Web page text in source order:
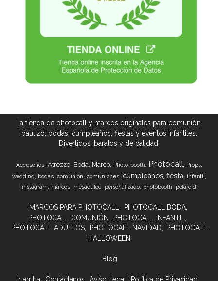
La tienda de photocall y marcos originales para comunión,
bautizo, bodas, cumpleaños, fiestas y eventos infantiles.
Divertidos, baratos y de calidad.
Accesorios Atrezzo Boda Marco Photo-booth Photocall Props
Wedding bodas comunion comuniones cumpleanos fiesta infantil
instagram marcos mesadulce personalizado photobooth polaroid
MARCOS PARA PHOTOCALL
PHOTOCALL BODA
PHOTOCALL COMUNIÓN
PHOTOCALL INFANTIL
PHOTOCALL ADULTOS
PHOTOCALL NAVIDAD
PHOTOCALL
HALLOWEEN
Blog
Ir arriba Contáctanos Aviso Legal Política de Privacidad